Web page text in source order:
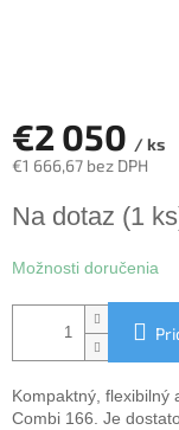
€2 050 / ks
€1 666,67 bez DPH
cena:
Na dotaz (1
Možnosti doručenia
Kompaktný, flexibilný
Combi 166. Je